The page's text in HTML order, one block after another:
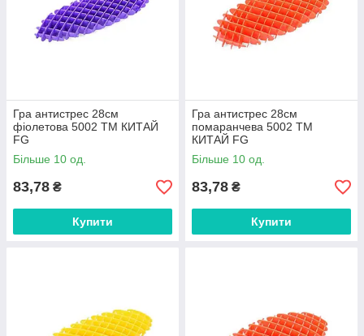
Гра антистрес 28см
фіолетова 5002 ТМ КИТАЙ
FG
Більше 10 од.
83,78 ₴
Купити
Гра антистрес 28см
помаранчева 5002 ТМ
КИТАЙ FG
Більше 10 од.
83,78 ₴
Купити